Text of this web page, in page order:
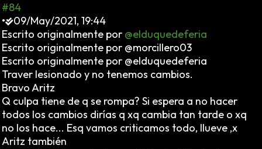
#84
•
09/May/2021, 19:44
Escrito originalmente por @elduquedeferia
Escrito originalmente por @morcillero03
Escrito originalmente por @elduquedeferia
Traver lesionado y no tenemos cambios.
Bravo Aritz
Q culpa tiene de q se rompa? Si espera a no hacer
todos los cambios dirías q xq cambia tan tarde o xq
no los hace... Esq vamos criticamos todo, llueve ,x
Aritz también